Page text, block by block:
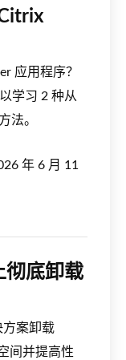
应用程序？
学习 2 种从
法。
年 6 月 11
彻底卸载
方案卸载
间并提高性